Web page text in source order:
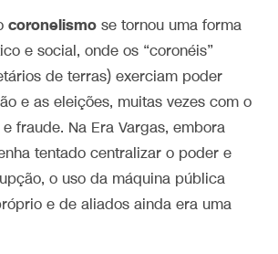
coronelismo se tornou uma forma
e social, onde os “coronéis”
de terras) exerciam poder
e as eleições, muitas vezes com o
fraude. Na Era Vargas, embora
tentado centralizar o poder e
o uso da máquina pública
e de aliados ainda era uma